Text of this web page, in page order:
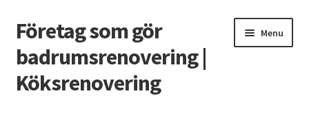
Skip
to
navigation
Skip
to
content
Företag som gör
badrumsrenovering |
Köksrenovering
Menu